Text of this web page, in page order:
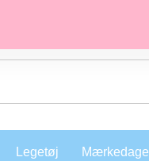
Legetøj Mærkedage